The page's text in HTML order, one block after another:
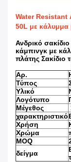
Water Resistant
50L με κάλυμμα
Ανδρικό
κάμπινγκ με
πλάτης Σακίδιο
Αρ.
Τύπος
Υλικό
Λογότυπο
Μέγεθος
χαρακτηριστικό
Χρήση
Χρώμα
MOQ
δείγμα